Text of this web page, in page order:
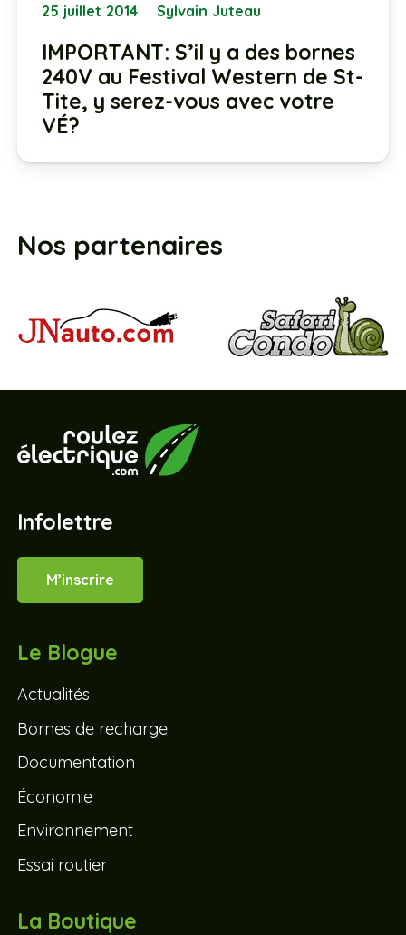
25 juillet 2014 Sylvain Juteau
IMPORTANT: S’il y a des bornes
240V au Festival Western de St-
Tite, y serez-vous avec votre
VÉ?
Nos partenaires
Infolettre
M’inscrire
Le Blogue
Actualités
Bornes de recharge
Documentation
Économie
Environnement
Essai routier
La Boutique